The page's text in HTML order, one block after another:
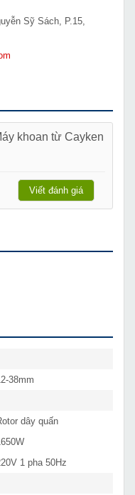
Sỹ Sách, P.15,
khoan từ Cayken
Viết đánh giá
38mm
dây quấn
1 pha 50Hz